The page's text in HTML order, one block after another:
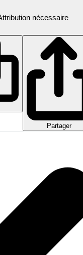
nécessaire
Partager